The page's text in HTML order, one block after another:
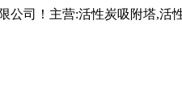
公司！主营:活性炭吸附塔,